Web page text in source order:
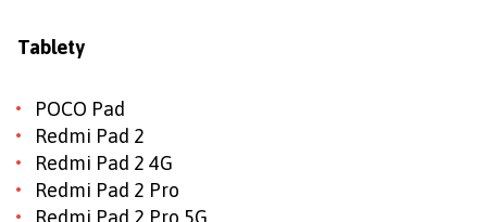
Tablety
POCO Pad
Redmi Pad 2
Redmi Pad 2 4G
Redmi Pad 2 Pro
Redmi Pad 2 Pro 5G